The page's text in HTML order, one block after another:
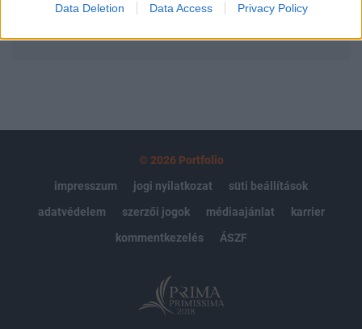
Data Deletion Data Access Privacy Policy
© 2026 Portfolio
impresszum
jogi nyilatkozat
süti beállítások
adatvédelem
szerzői jogok médiaajánlat
karrier
kommentkezelés
ÁSZF